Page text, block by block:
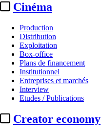
Cinéma
Production
Distribution
Exploitation
Box-office
Plans de financement
Institutionnel
Entreprises et marchés
Interview
Etudes / Publications
Creator economy